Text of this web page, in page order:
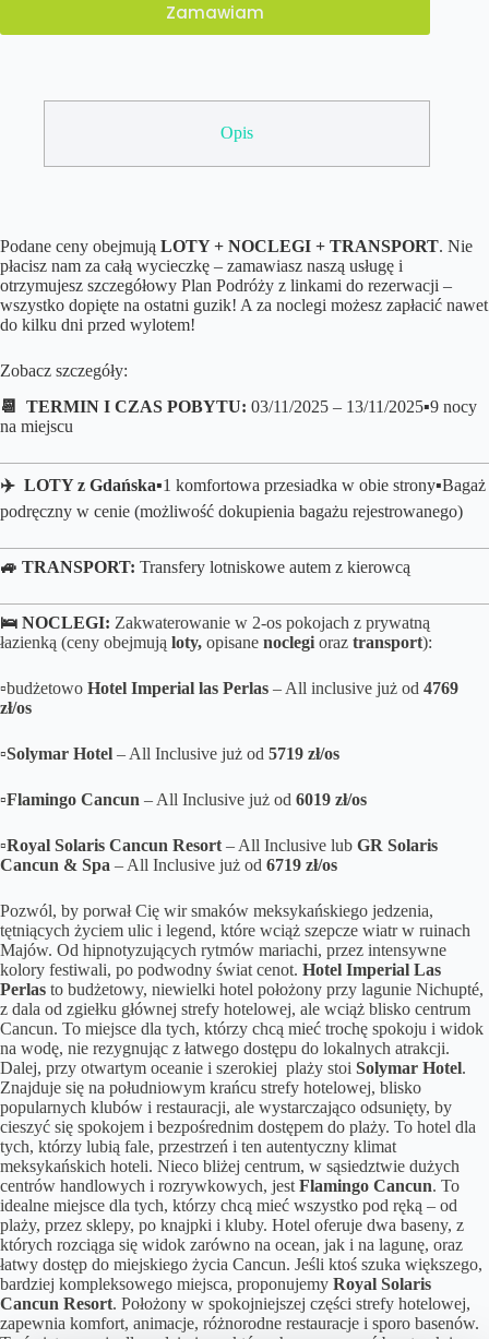
Zamawiam
Opis
Podane ceny obejmują LOTY + NOCLEGI + TRANSPORT. Nie
płacisz nam za całą wycieczkę – zamawiasz naszą usługę i
otrzymujesz szczegółowy Plan Podróży z linkami do rezerwacji –
wszystko dopięte na ostatni guzik! A za noclegi możesz zapłacić nawet
do kilku dni przed wylotem!
Zobacz szczegóły:
📆 TERMIN I CZAS POBYTU: 03/11/2025 – 13/11/2025▪️9 nocy
na miejscu
✈️ LOTY z Gdańska▪️1 komfortowa przesiadka w obie strony▪️Bagaż
podręczny w cenie (możliwość dokupienia bagażu rejestrowanego)
🚙 TRANSPORT: Transfery lotniskowe autem z kierowcą
🛌 NOCLEGI: Zakwaterowanie w 2-os pokojach z prywatną
łazienką (ceny obejmują loty, opisane noclegi oraz transport):
▫️budżetowo Hotel Imperial las Perlas – All inclusive już od 4769
zł/os
▫️Solymar Hotel – All Inclusive już od 5719 zł/os
▫️Flamingo Cancun – All Inclusive już od 6019 zł/os
▫️Royal Solaris Cancun Resort – All Inclusive lub GR Solaris
Cancun & Spa – All Inclusive już od 6719 zł/os
Pozwól, by porwał Cię wir smaków meksykańskiego jedzenia,
tętniących życiem ulic i legend, które wciąż szepcze wiatr w ruinach
Majów. Od hipnotyzujących rytmów mariachi, przez intensywne
kolory festiwali, po podwodny świat cenot. Hotel Imperial Las
Perlas to budżetowy, niewielki hotel położony przy lagunie Nichupté,
z dala od zgiełku głównej strefy hotelowej, ale wciąż blisko centrum
Cancun. To miejsce dla tych, którzy chcą mieć trochę spokoju i widok
na wodę, nie rezygnując z łatwego dostępu do lokalnych atrakcji.
Dalej, przy otwartym oceanie i szerokiej plaży stoi Solymar Hotel.
Znajduje się na południowym krańcu strefy hotelowej, blisko
popularnych klubów i restauracji, ale wystarczająco odsunięty, by
cieszyć się spokojem i bezpośrednim dostępem do plaży. To hotel dla
tych, którzy lubią fale, przestrzeń i ten autentyczny klimat
meksykańskich hoteli. Nieco bliżej centrum, w sąsiedztwie dużych
centrów handlowych i rozrywkowych, jest Flamingo Cancun. To
idealne miejsce dla tych, którzy chcą mieć wszystko pod ręką – od
plaży, przez sklepy, po knajpki i kluby. Hotel oferuje dwa baseny, z
których rozciąga się widok zarówno na ocean, jak i na lagunę, oraz
łatwy dostęp do miejskiego życia Cancun. Jeśli ktoś szuka większego,
bardziej kompleksowego miejsca, proponujemy Royal Solaris
Cancun Resort. Położony w spokojniejszej części strefy hotelowej,
zapewnia komfort, animacje, różnorodne restauracje i sporo basenów.